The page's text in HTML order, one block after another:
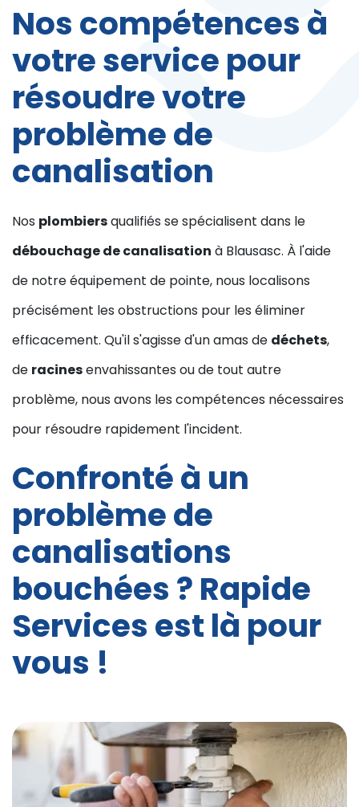
Nos compétences à
votre service pour
résoudre votre
problème de
canalisation
Nos plombiersqualifiés se spécialisent dans le
débouchage de canalisation à Blausasc. À l'aide
de notre équipement de pointe, nous localisons
précisément les obstructions pour les éliminer
efficacement. Qu'il s'agisse d'un amas de déchets,
de racinesenvahissantes ou de tout autre
problème, nous avons les compétences nécessaires
pour résoudre rapidement l'incident.
Confronté à un
problème de
canalisations
bouchées ? Rapide
Services est là pour
vous !